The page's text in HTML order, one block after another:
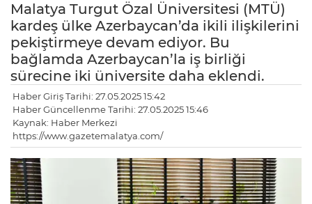
Malatya Turgut Özal Üniversitesi (MTÜ)
kardeş ülke Azerbaycan’da ikili ilişkilerini
pekiştirmeye devam ediyor. Bu
bağlamda Azerbaycan’la iş birliği
sürecine iki üniversite daha eklendi.
Haber Giriş Tarihi: 27.05.2025 15:42
Haber Güncellenme Tarihi: 27.05.2025 15:46
Kaynak: Haber Merkezi
https://www.gazetemalatya.com/